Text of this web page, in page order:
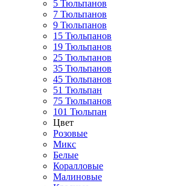
5 Тюльпанов
7 Тюльпанов
9 Тюльпанов
15 Тюльпанов
19 Тюльпанов
25 Тюльпанов
35 Тюльпанов
45 Тюльпанов
51 Тюльпан
75 Тюльпанов
101 Тюльпан
Цвет
Розовые
Микс
Белые
Коралловые
Малиновые